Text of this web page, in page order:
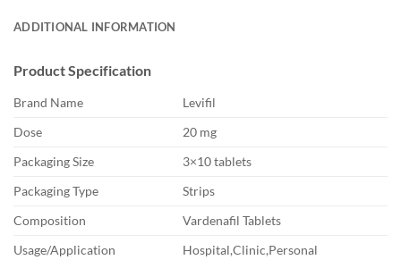
ADDITIONAL INFORMATION
Product Specification
Brand Name
Levifil
Dose
20 mg
Packaging Size
3×10 tablets
Packaging Type
Strips
Composition
Vardenafil Tablets
Usage/Application
Hospital,Clinic,Personal